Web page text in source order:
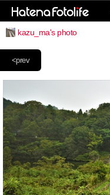
kazu_ma's photo
<prev